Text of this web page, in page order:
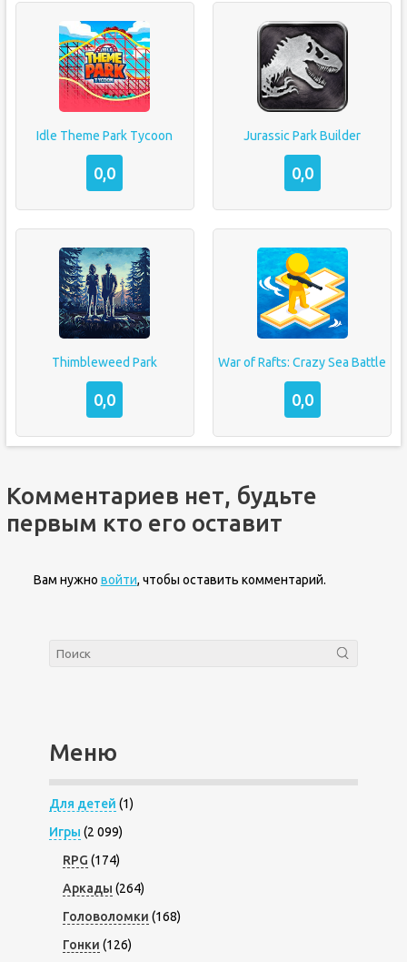
Idle Theme Park Tycoon
0,0
Jurassic Park Builder
0,0
Thimbleweed Park
0,0
War of Rafts: Crazy Sea Battle
0,0
Комментариев нет, будьте
первым кто его оставит
Вам нужно войти, чтобы оставить комментарий.
Меню
Для детей (1)
Игры (2 099)
RPG (174)
Аркады (264)
Головоломки (168)
Гонки (126)